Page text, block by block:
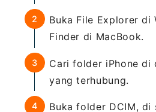
Buka File Explorer di
Finder di MacBook.
Cari folder iPhone di
yang terhubung.
Buka folder DCIM, di